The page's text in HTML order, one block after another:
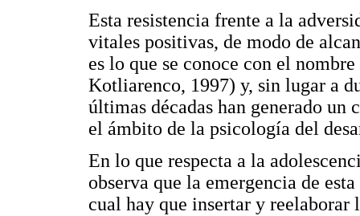
Esta resistencia frente a la
vitales positivas, de modo de
es lo que se conoce con el
Kotliarenco, 1997) y, sin lugar a
últimas décadas han generado un
el ámbito de la psicología del
En lo que respecta a la
observa que la emergencia de
cual hay que insertar y reelaborar